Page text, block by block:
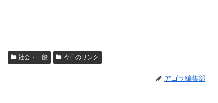
社会・一般 今日のリンク
アゴラ編集部